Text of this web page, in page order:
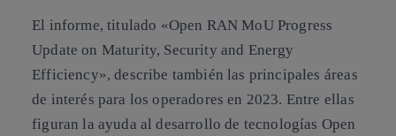
El informe, titulado «Open RAN MoU Progress
Update on Maturity, Security and Energy
Efficiency», describe también las principales áreas
de interés para los operadores en 2023. Entre ellas
figuran la ayuda al desarrollo de tecnologías Open